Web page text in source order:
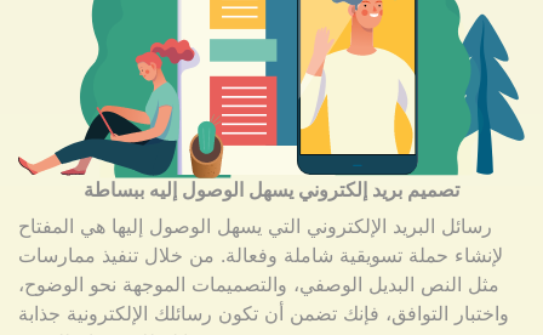
تصميم بريد إلكتروني يسهل الوصول إليه ببساطة
رسائل البريد الإلكتروني التي يسهل الوصول إليها هي المفتاح
لإنشاء حملة تسويقية شاملة وفعالة. من خلال تنفيذ ممارسات
مثل النص البديل الوصفي، والتصميمات الموجهة نحو الوضوح،
واختبار التوافق، فإنك تضمن أن تكون رسائلك الإلكترونية جذابة